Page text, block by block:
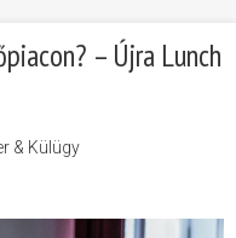
– Újra Lunch
& Külügy